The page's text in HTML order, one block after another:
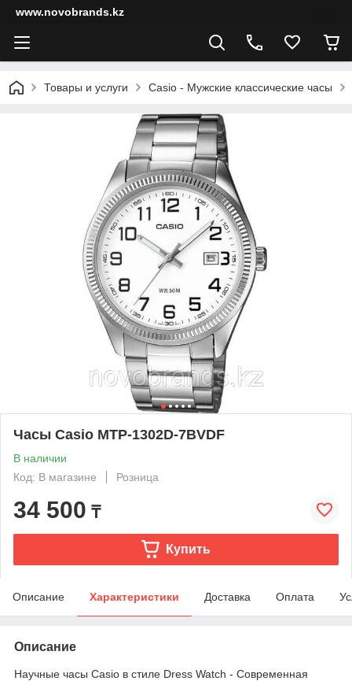
www.novobrands.kz
Товары и услуги Casio - Мужские классические часы
Часы Casio MTP-1302D-7BVDF
В наличии
Код: В магазине
Розница
34 500 ₸
Купить
Описание Характеристики Доставка Оплата
Описание
Научные часы Casio в стиле Dress Watch - Современная